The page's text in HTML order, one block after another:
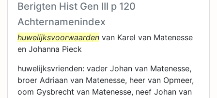
Berigten Hist Gen III p 120
Achternamenindex
huwelijksvoorwaarden van Karel van Matenesse
en Johanna Pieck
huwelijksvrienden: vader Johan van Matenesse,
broer Adriaan van Matenesse, heer van Opmeer,
oom Gysbrecht van Matenesse, neef Johan van